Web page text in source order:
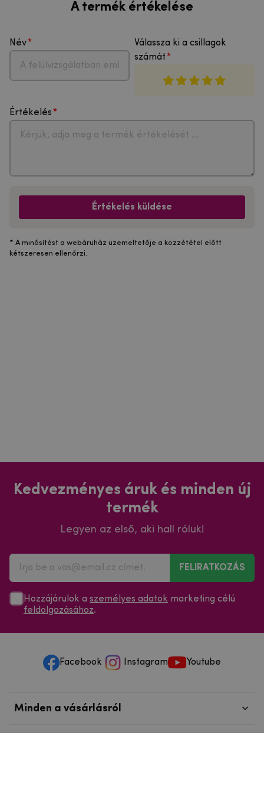
A termék értékelése
Név
Válassza ki a csillagok
számát
Értékelés
Értékelés küldése
* A minősítést a webáruház üzemeltetője a közzététel előtt
kétszeresen ellenőrzi.
Kedvezményes áruk és minden új
termék
Legyen az első, aki hall róluk!
FELIRATKOZÁS
Hozzájárulok a személyes adatok marketing célú
feldolgozásához.
Facebook Instagram Youtube
Minden a vásárlásról